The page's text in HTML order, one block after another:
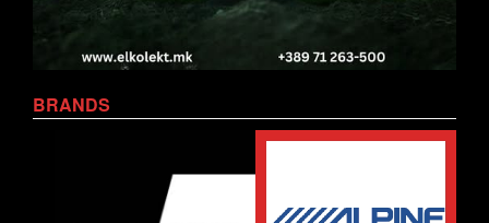
BRANDS